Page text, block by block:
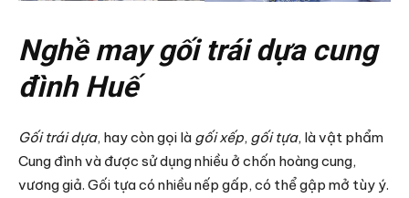
Nghề may gối trái dựa cung
đình Huế
Gối trái dựa, hay còn gọi là gối xếp, gối tựa, là vật phẩm
Cung đình và được sử dụng nhiều ở chốn hoàng cung,
vương giả. Gối tựa có nhiều nếp gấp, có thể gập mở tùy ý.